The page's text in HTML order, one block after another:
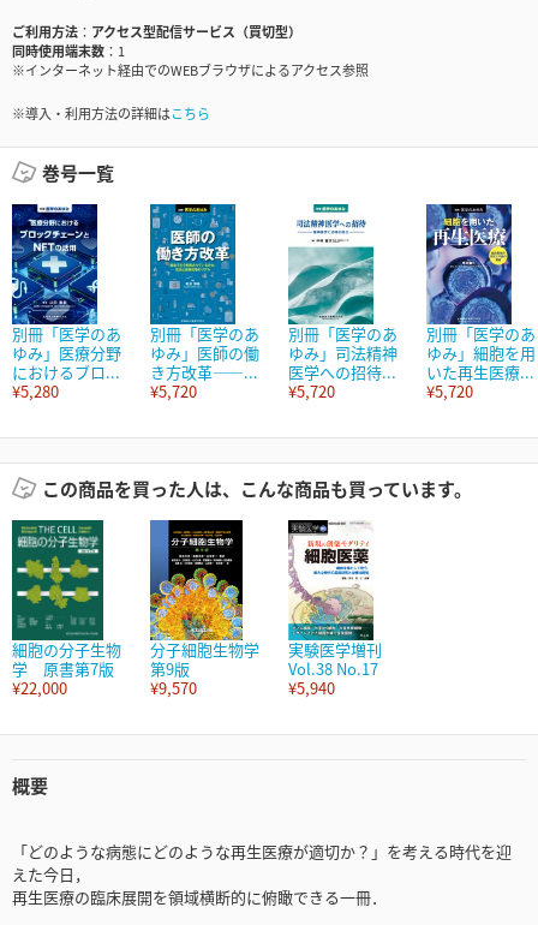
ご利用方法
アクセス型配信サービス（買切型）
同時使用端末数
1
※インターネット経由でのWEBブラウザによるアクセス参照
※導入・利用方法の詳細はこちら
巻号一覧
別冊「医学のあ
ゆみ」医療分野
におけるブロ...
¥5,280
別冊「医学のあ
ゆみ」医師の働
き方改革――...
¥5,720
別冊「医学のあ
ゆみ」司法精神
医学への招待...
¥5,720
別冊「医学のあ
ゆみ」細胞を用
いた再生医療...
¥5,720
この商品を買った人は、こんな商品も買っています。
細胞の分子生物
学 原書第7版
¥22,000
分子細胞生物学
第9版
¥9,570
実験医学増刊
Vol.38 No.17
¥5,940
概要
「どのような病態にどのような再生医療が適切か？」を考える時代を迎
えた今日，
再生医療の臨床展開を領域横断的に俯瞰できる一冊．